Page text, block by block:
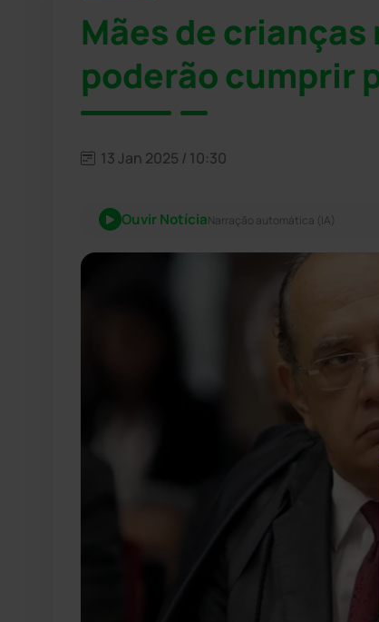
Mães de crianças
poderão cumprir
13 Jan 2025 / 10:30
Ouvir NotíciaNarração automática (IA)